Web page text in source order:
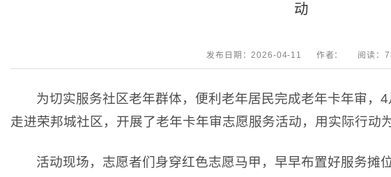
动
发布日期：2026-04-11 作者： 阅读：
为切实服务社区老年群体，便利老年居民完成老年卡年审，
走进荣邦城社区，开展了老年卡年审志愿服务活动，用实际行动
活动现场，志愿者们身穿红色志愿马甲，早早布置好服务摊